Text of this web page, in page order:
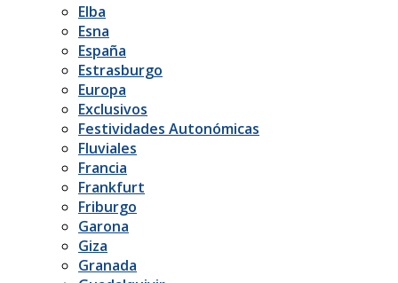
Elba
Esna
España
Estrasburgo
Europa
Exclusivos
Festividades Autonómicas
Fluviales
Francia
Frankfurt
Friburgo
Garona
Giza
Granada